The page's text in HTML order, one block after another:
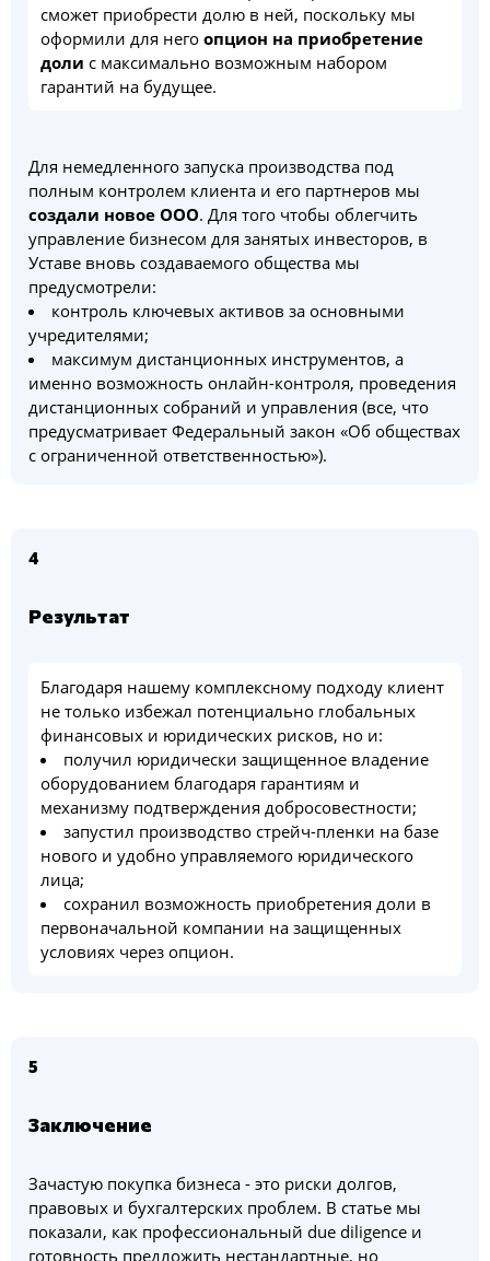
сможет приобрести долю в ней, поскольку мы
оформили для него опцион на приобретение
доли с максимально возможным набором
гарантий на будущее.
Для немедленного запуска производства под
полным контролем клиента и его партнеров мы
создали новое ООО. Для того чтобы облегчить
управление бизнесом для занятых инвесторов, в
Уставе вновь создаваемого общества мы
предусмотрели:
контроль ключевых активов за основными
учредителями;
максимум дистанционных инструментов, а
именно возможность онлайн-контроля, проведения
дистанционных собраний и управления (все, что
предусматривает Федеральный закон «Об обществах
с ограниченной ответственностью»).
4
Результат
Благодаря нашему комплексному подходу клиент
не только избежал потенциально глобальных
финансовых и юридических рисков, но и:
получил юридически защищенное владение
оборудованием благодаря гарантиям и
механизму подтверждения добросовестности;
запустил производство стрейч-пленки на базе
нового и удобно управляемого юридического
лица;
сохранил возможность приобретения доли в
первоначальной компании на защищенных
условиях через опцион.
5
Заключение
Зачастую покупка бизнеса - это риски долгов,
правовых и бухгалтерских проблем. В статье мы
показали, как профессиональный due diligence и
готовность предложить нестандартные, но